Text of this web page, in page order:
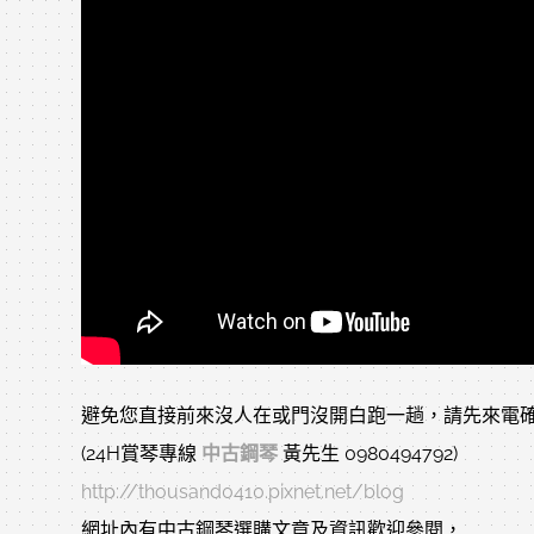
避免您直接前來沒人在或門沒開白跑一趟，請先來電
(24H賞琴專線 中古鋼琴黃先生 0980494792)
http://thousand0410.pixnet.net/blog